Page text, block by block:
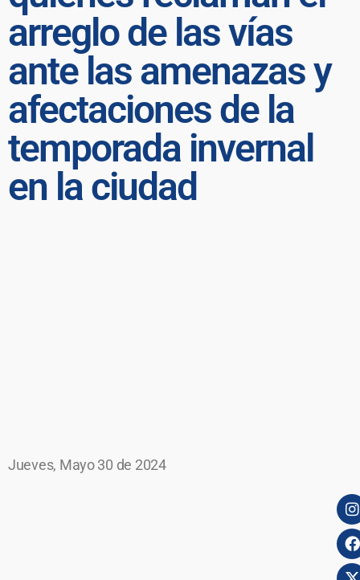
arreglo de las vías
ante las amenazas y
afectaciones de la
temporada invernal
en la ciudad
Jueves, Mayo 30 de 2024